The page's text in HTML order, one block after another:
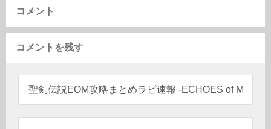
コメント
コメントを残す